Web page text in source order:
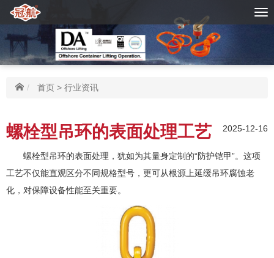
首页 > 行业资讯
2025-12-16
螺栓型吊环的表面处理工艺
螺栓型吊环的表面处理，犹如为其量身定制的“防护铠甲”。这项
工艺不仅能直观区分不同规格型号，更可从根源上延缓吊环腐蚀老
化，对保障设备性能至关重要。